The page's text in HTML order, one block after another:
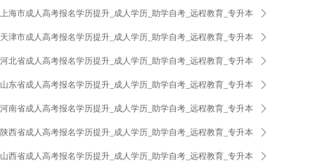
上海市成人高考报名学历提升_成人学历_助学自考_远程教育_专升本 ꄲ
天津市成人高考报名学历提升_成人学历_助学自考_远程教育_专升本 ꄲ
河北省成人高考报名学历提升_成人学历_助学自考_远程教育_专升本 ꄲ
山东省成人高考报名学历提升_成人学历_助学自考_远程教育_专升本 ꄲ
河南省成人高考报名学历提升_成人学历_助学自考_远程教育_专升本 ꄲ
陕西省成人高考报名学历提升_成人学历_助学自考_远程教育_专升本 ꄲ
山西省成人高考报名学历提升_成人学历_助学自考_远程教育_专升本 ꄲ